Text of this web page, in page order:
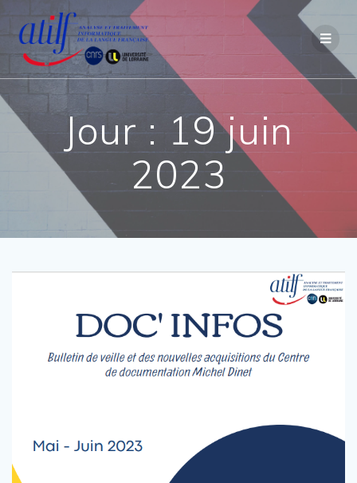
contenu
Jour : 19 juin
2023